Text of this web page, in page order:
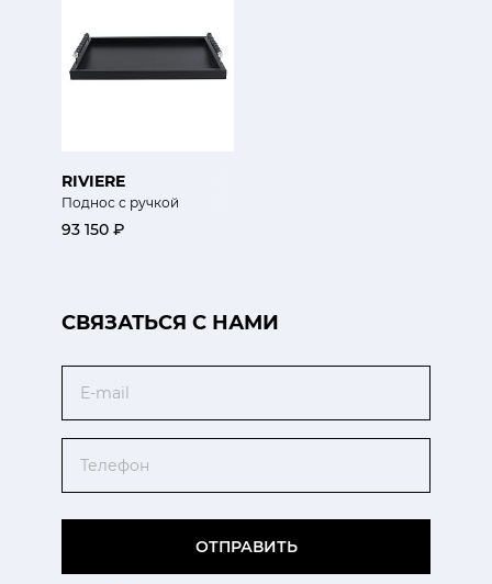
RIVIERE
Поднос с ручкой
93 150 ₽
CВЯЗАТЬСЯ С НАМИ
ОТПРАВИТЬ